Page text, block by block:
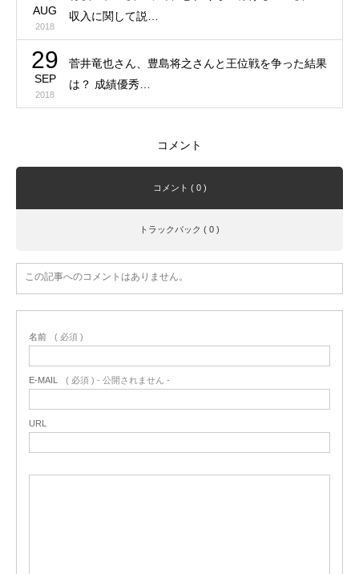
AUG
2018
収入に関して説…
29
SEP
2018
菅井竜也さん、豊島将之さんと王位戦を争った結果
は？ 成績優秀…
コメント
コメント ( 0 )
トラックバック ( 0 )
この記事へのコメントはありません。
名前 ( 必須 )
E-MAIL ( 必須 ) - 公開されません -
URL